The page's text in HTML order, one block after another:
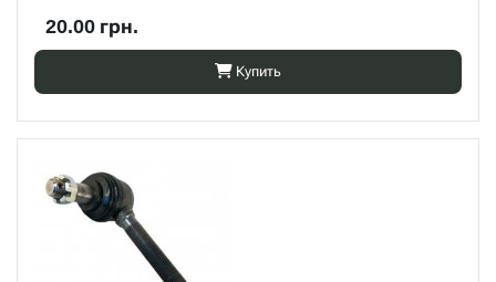
20.00 грн.
Купить